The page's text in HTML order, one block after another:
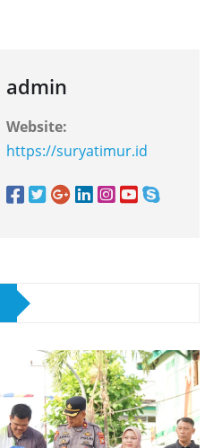
admin
Website:
https://suryatimur.id